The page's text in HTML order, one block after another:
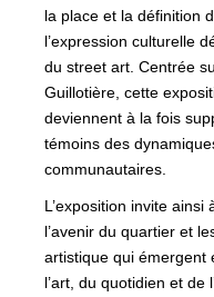
la place et la définition
l’expression culturelle
du street art. Centrée
Guillotière, cette
deviennent à la fois
témoins des
communautaires.
L’exposition invite
l’avenir du quartier et
artistique qui émergent
l’art, du quotidien et de